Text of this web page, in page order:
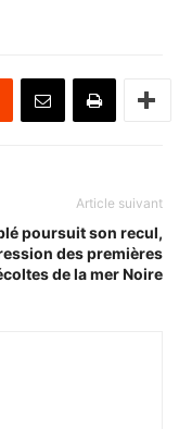
Article suivant
poursuit son recul,
des premières
de la mer Noire